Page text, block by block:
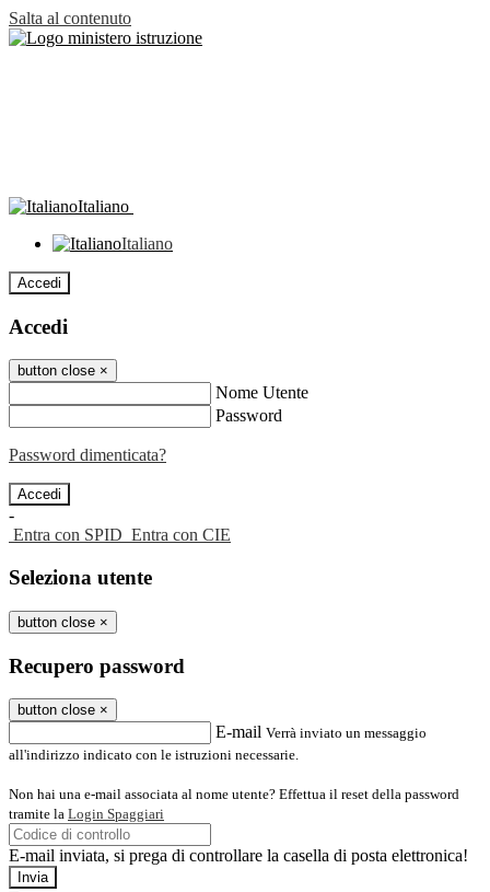
Salta al contenuto
Italiano
Italiano
Accedi
Accedi
button close ×
Nome Utente
Password
Password dimenticata?
-
Entra con SPID Entra con CIE
Seleziona utente
button close ×
Recupero password
button close ×
E-mail Verrà inviato un messaggio
all'indirizzo indicato con le istruzioni necessarie.
Non hai una e-mail associata al nome utente? Effettua il reset della password
tramite la Login Spaggiari
E-mail inviata, si prega di controllare la casella di posta elettronica!